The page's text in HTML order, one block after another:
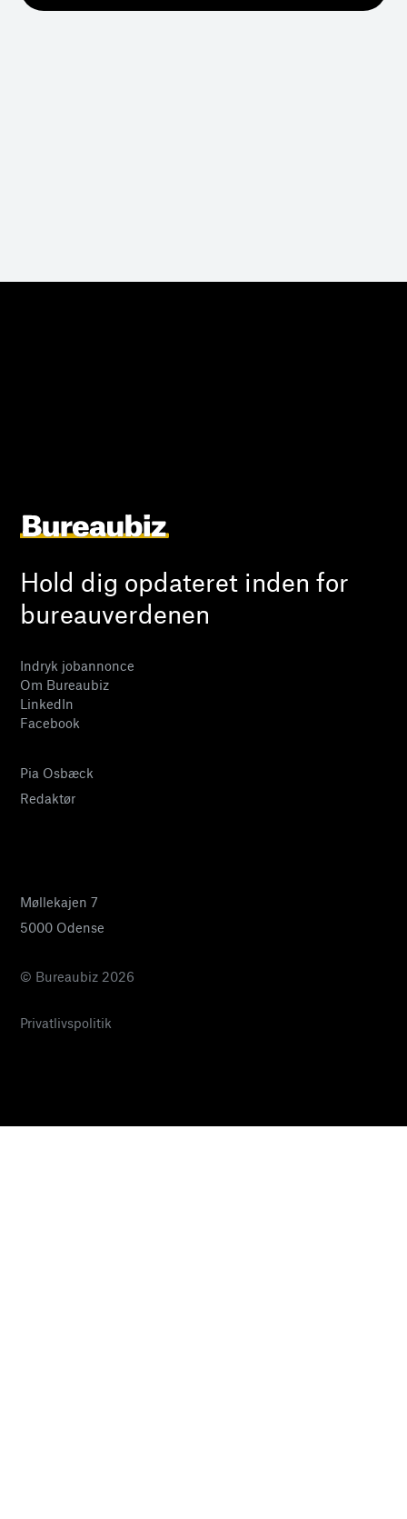
Hold dig opdateret inden for
bureauverdenen
Indryk jobannonce
Om Bureaubiz
LinkedIn
Facebook
Pia Osbæck
Redaktør
Møllekajen 7
5000 Odense
© Bureaubiz 2026
Privatlivspolitik